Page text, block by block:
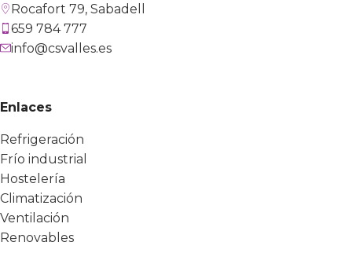
Rocafort 79, Sabadell
659 784 777
info@csvalles.es
Enlaces
Refrigeración
Frío industrial
Hostelería
Climatización
Ventilación
Renovables